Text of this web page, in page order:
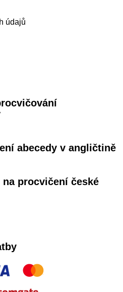
údajů
abecedy v angličtině
procvičení české